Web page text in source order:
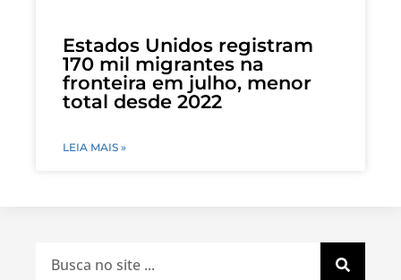
Estados Unidos registram
170 mil migrantes na
fronteira em julho, menor
total desde 2022
LEIA MAIS »